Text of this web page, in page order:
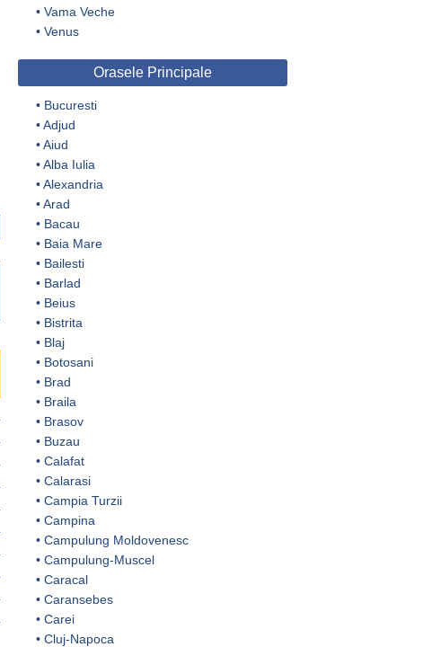
• Vama Veche
• Venus
Orasele Principale
• Bucuresti
•Adjud
•Aiud
•Alba Iulia
•Alexandria
•Arad
• Bacau
• Baia Mare
• Bailesti
• Barlad
• Beius
• Bistrita
• Blaj
• Botosani
• Brad
• Braila
• Brasov
• Buzau
• Calafat
• Calarasi
• Campia Turzii
• Campina
• Campulung Moldovenesc
• Campulung-Muscel
• Caracal
• Caransebes
• Carei
• Cluj-Napoca